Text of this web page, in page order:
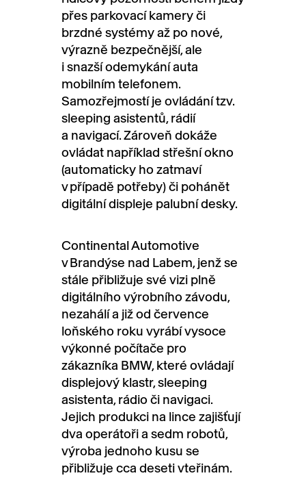
přes parkovací kamery či
brzdné systémy až po nové,
výrazně bezpečnější, ale
i snazší odemykání auta
mobilním telefonem.
Samozřejmostí je ovládání tzv.
sleeping asistentů, rádií
a navigací. Zároveň dokáže
ovládat například střešní okno
(automaticky ho zatmaví
v případě potřeby) či pohánět
digitální displeje palubní desky.
Continental Automotive
v Brandýse nad Labem, jenž se
stále přibližuje své vizi plně
digitálního výrobního závodu,
nezahálí a již od července
loňského roku vyrábí vysoce
výkonné počítače pro
zákazníka BMW, které ovládají
displejový klastr, sleeping
asistenta, rádio či navigaci.
Jejich produkci na lince zajišťují
dva operátoři a sedm robotů,
výroba jednoho kusu se
přibližuje cca deseti vteřinám.